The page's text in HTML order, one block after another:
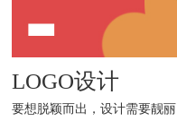
LOGO设计
要想脱颖而出，设计需要靓丽